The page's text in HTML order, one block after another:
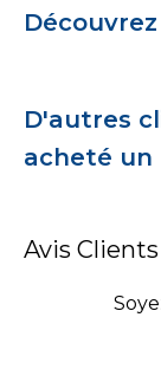
D'autres
acheté un
Avis Clients